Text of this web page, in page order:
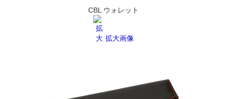
CBL ウォレット
拡大画像